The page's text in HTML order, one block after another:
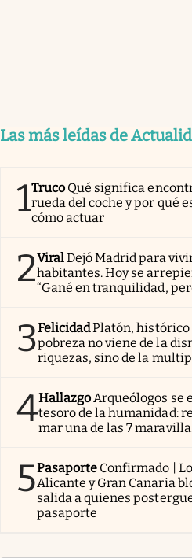
Las más leídas de
1Truco Qué significa
rueda del coche y por qué
cómo actuar
2ViralDejó Madrid para
habitantes. Hoy se
“Gané en tranquilidad,
3FelicidadPlatón, histórico
pobreza no viene de la
riquezas, sino de la
4Hallazgo Arqueólogos se
tesoro de la humanidad:
mar una de las 7
5Pasaporte Confirmado |
Alicante y Gran Canaria
salida a quienes
pasaporte